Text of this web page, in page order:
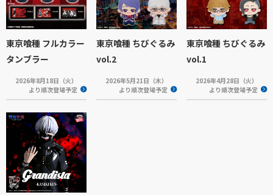
東京喰種 フルカラー
タンブラー
2026年8月18日（火）
より順次登場予定
東京喰種 ちびぐるみ
vol.2
2026年5月21日（木）
より順次登場予定
東京喰種 ちびぐるみ
vol.1
2026年4月28日（火）
より順次登場予定